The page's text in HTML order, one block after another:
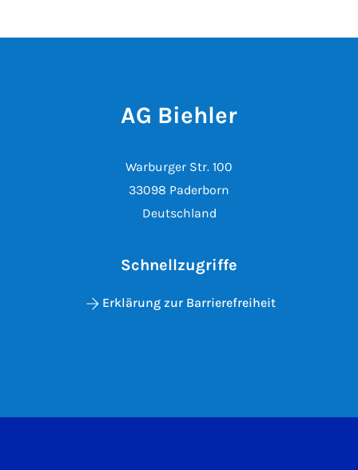
AG Biehler
Warburger Str. 100
33098 Paderborn
Deutschland
Schnellzugriffe
Erklärung zur Barrierefreiheit